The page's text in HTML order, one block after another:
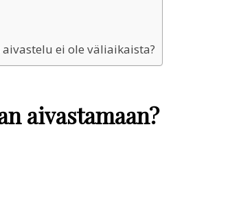
ei ole väliaikaista?
aivastamaan?